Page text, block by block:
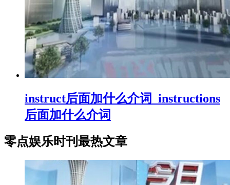
instruct后面加什么介词_instructions
后面加什么介词
零点娱乐时刊最热文章